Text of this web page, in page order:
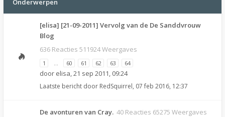
Onderwerpen
[elisa] [21-09-2011] Vervolg van de De Sanddvrouw
Blog
636 Reacties 511924 Weergaves
1 … 60 61 62 63 64
door elisa,21 sep 2011, 09:24
Laatste bericht door RedSquirrel, 07 feb 2016, 12:37
De avonturen van Cray. 40 Reacties 65275 Weergaves